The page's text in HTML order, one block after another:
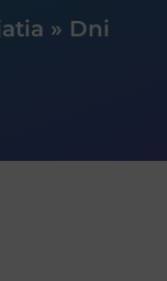
» Dni